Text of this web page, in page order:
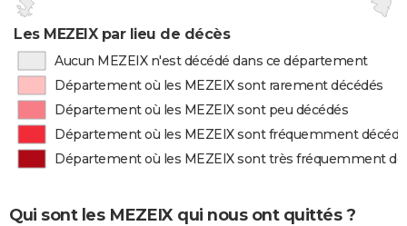
Les MEZEIX par lieu de décès
Aucun MEZEIX n'est décédé dans ce département
Département où les MEZEIX sont rarement décédés
Département où les MEZEIX sont peu décédés
Département où les MEZEIX sont fréquemment
Département où les MEZEIX sont très fréquemment
Qui sont les MEZEIX qui nous ont quittés ?